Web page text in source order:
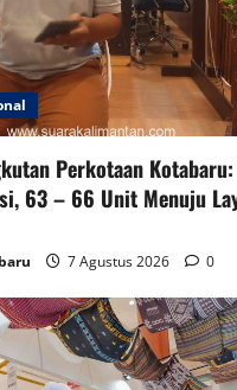
Perkotaan
63 – 66 Unit Menuju
7 Agustus 2026 0